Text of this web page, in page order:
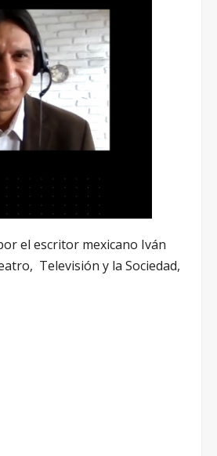
el escritor mexicano Iván
Televisión y la Sociedad,